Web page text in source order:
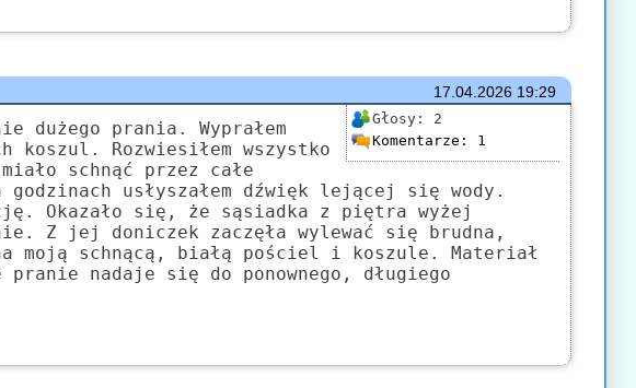
17.04.202619:29
Głosy: 2
Komentarze: 1
dużego prania. Wyprałem
Rozwiesiłem wszystko
schnąć przez całe
godzinach usłyszałem dźwięk lejącej się wody.
Okazało się, że sąsiadka z piętra wyżej
Z jej doniczek zaczęła wylewać się brudna,
moją schnącą, białą pościel i koszule. Materiał
nadaje się do ponownego, długiego